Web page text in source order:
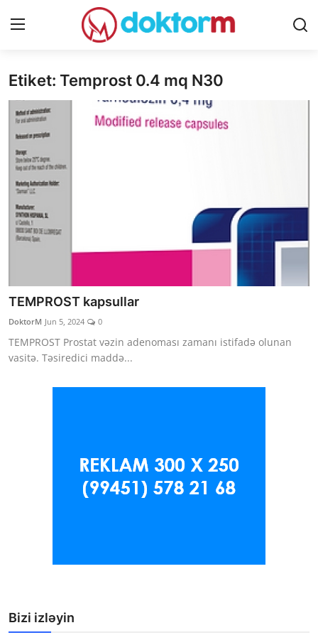
Giriş Qeydiyyat
Ana səhifə
Dərmanlar
Xəbərlər
Əlaqə
Platforma
Sorğular
Klinikalar
Etiket: Temprost 0.4 mq N30
TEMPROST kapsullar
DoktorM Jun 5, 2024 0
TEMPROST Prostat vəzin adenoması zamanı istifadə olunan
vasitə. Təsiredici maddə...
Bizi izləyin